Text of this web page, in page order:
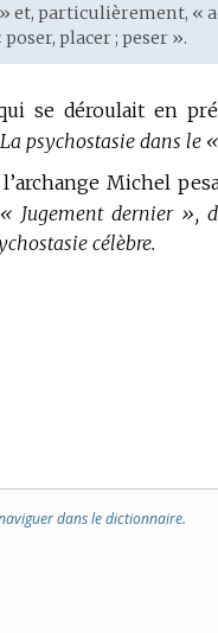
et, particulièrement, «
poser, placer ; peser ».
se déroulait en
La psychostasie dans le
Michel
Jugement dernier »,
célèbre.
dans le dictionnaire.